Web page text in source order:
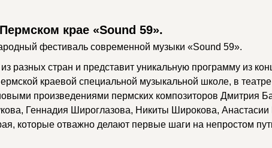
крае «Sound 59».
фестиваль современной музыки «Sound 59».
разных стран и представит уникальную программу из
краевой специальной музыкальной школе, в
произведениями пермских композиторов Дмитрия
Геннадия Широглазова, Никиты Широкова,
которые отважно делают первые шаги на непростом